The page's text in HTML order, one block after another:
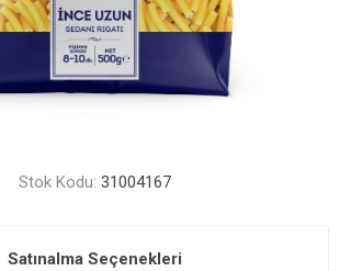
Stok Kodu: 31004167
Satınalma Seçenekleri